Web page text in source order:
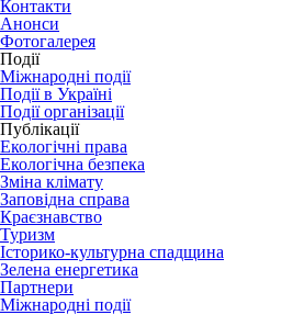
Контакти
Анонси
Фотогалерея
Події
Міжнародні події
Події в Україні
Події організації
Публікації
Екологічні права
Екологічна безпека
Зміна клімату
Заповідна справа
Краєзнавство
Туризм
Історико-культурна спадщина
Зелена енергетика
Партнери
Міжнародні події